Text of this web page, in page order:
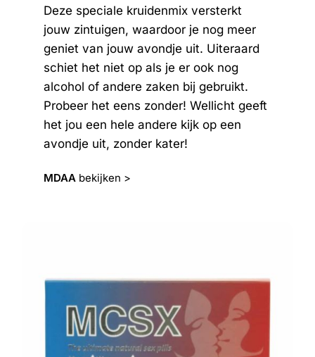
Deze speciale kruidenmix versterkt
jouw zintuigen, waardoor je nog meer
geniet van jouw avondje uit. Uiteraard
schiet het niet op als je er ook nog
alcohol of andere zaken bij gebruikt.
Probeer het eens zonder! Wellicht geeft
het jou een hele andere kijk op een
avondje uit, zonder kater!
MDAA bekijken >